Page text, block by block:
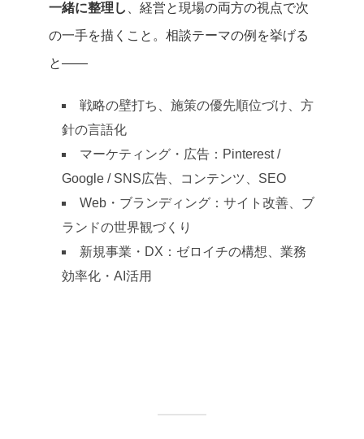
一緒に整理し
、経営と現場の両方の視点で次
の一手を描くこと。相談テーマの例を挙げる
と——
戦略の壁打ち、施策の優先順位づけ、方
針の言語化
マーケティング・広告：Pinterest /
Google / SNS広告、コンテンツ、SEO
Web・ブランディング：サイト改善、ブ
ランドの世界観づくり
新規事業・DX：ゼロイチの構想、業務
効率化・AI活用